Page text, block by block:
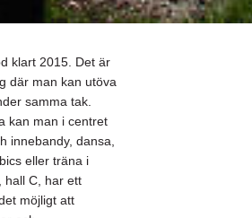
klart 2015. Det är
där man kan utöva
samma tak.
kan man i centret
innebandy, dansa,
eller träna i
hall C, har ett
möjligt att